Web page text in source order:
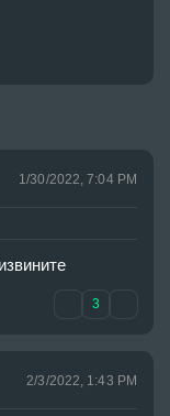
1/30/2022, 7:04 PM
3
2/3/2022, 1:43 PM